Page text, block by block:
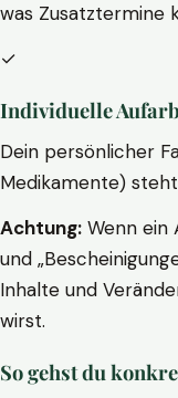
was Zusatztermine
✓
Individuelle
Dein persönlicher
Medikamente)
Achtung: Wenn ein
und
Inhalte und
wirst.
So gehst du